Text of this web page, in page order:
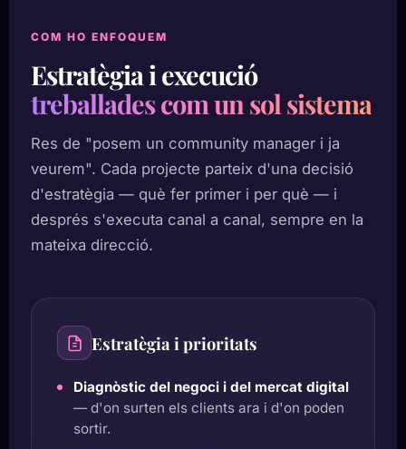
COM HO ENFOQUEM
Estratègia i execució
treballades com un sol sistema
Res de "posem un community manager i ja
veurem". Cada projecte parteix d'una decisió
d'estratègia — què fer primer i per què — i
després s'executa canal a canal, sempre en la
mateixa direcció.
Estratègia i prioritats
Diagnòstic del negoci i del mercat digital
— d'on surten els clients ara i d'on poden
sortir.